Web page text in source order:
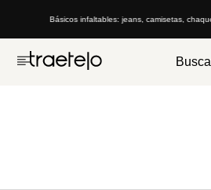
Básicos infaltables: jeans, camisetas,